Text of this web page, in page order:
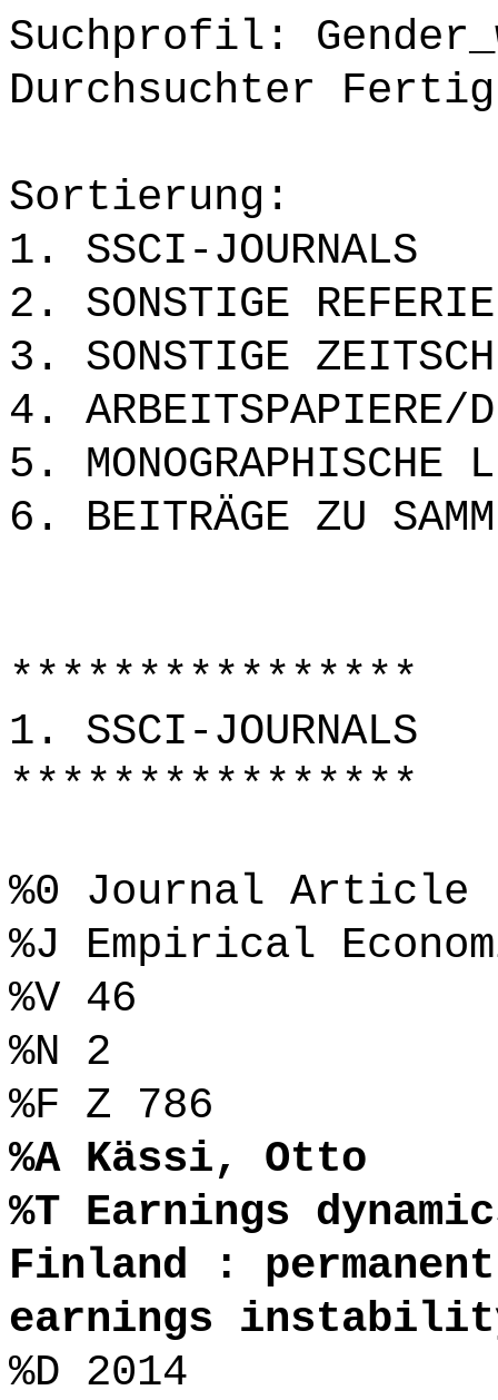
Suchprofil:
Durchsuchter
Sortierung:
1. SSCI-JOURNALS
2. SONSTIGE
3. SONSTIGE
4. ARBEITSPAPIERE/
5. MONOGRAPHISCHE
6. BEITRÄGE ZU
****************
1. SSCI-JOURNALS
****************
%0 Journal Article
%J Empirical
%V 46
%N 2
%F Z 786
%A Kässi, Otto
%T Earnings
Finland :
earnings
%D 2014